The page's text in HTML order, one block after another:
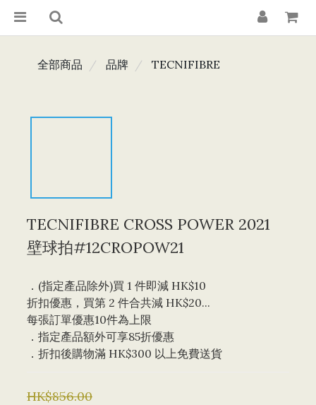
全部商品 品牌 TECNIFIBRE
TECNIFIBRE CROSS POWER 2021
壁球拍#12CROPOW21
．(指定產品除外)買 1 件即減 HK$10
折扣優惠，買第 2 件合共減 HK$20...
每張訂單優惠10件為上限
．指定產品額外可享85折優惠
．折扣後購物滿 HK$300 以上免費送貨
HK$856.00